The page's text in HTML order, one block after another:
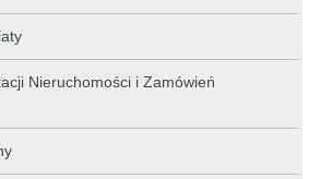
Nieruchomości i Zamówień